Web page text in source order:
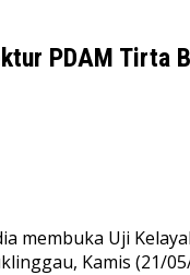
PDAM Tirta
membuka Uji
Kamis (21/